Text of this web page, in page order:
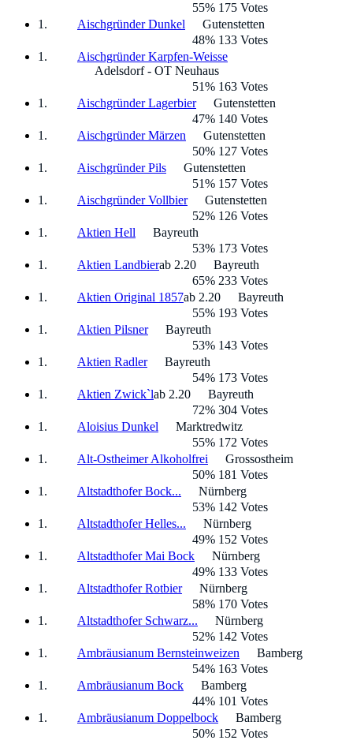
55% 175 Votes
Aischgründer Dunkel
Gutenstetten
48% 133 Votes
Aischgründer Karpfen-Weisse
Adelsdorf - OT Neuhaus
51% 163 Votes
Aischgründer Lagerbier
Gutenstetten
47% 140 Votes
Aischgründer Märzen
Gutenstetten
50% 127 Votes
Aischgründer Pils
Gutenstetten
51% 157 Votes
Aischgründer Vollbier
Gutenstetten
52% 126 Votes
Aktien Hell
Bayreuth
53% 173 Votes
Aktien Landbierab 2.20
Bayreuth
65% 233 Votes
Aktien Original 1857ab 2.20
Bayreuth
55% 193 Votes
Aktien Pilsner
Bayreuth
53% 143 Votes
Aktien Radler
Bayreuth
54% 173 Votes
Aktien Zwick`lab 2.20
Bayreuth
72% 304 Votes
Aloisius Dunkel
Marktredwitz
55% 172 Votes
Alt-Ostheimer Alkoholfrei
Grossostheim
50% 181 Votes
Altstadthofer Bock...
Nürnberg
53% 142 Votes
Altstadthofer Helles...
Nürnberg
49% 152 Votes
Altstadthofer Mai Bock
Nürnberg
49% 133 Votes
Altstadthofer Rotbier
Nürnberg
58% 170 Votes
Altstadthofer Schwarz...
Nürnberg
52% 142 Votes
Ambräusianum Bernsteinweizen
Bamberg
54% 163 Votes
Ambräusianum Bock
Bamberg
44% 101 Votes
Ambräusianum Doppelbock
Bamberg
50% 152 Votes